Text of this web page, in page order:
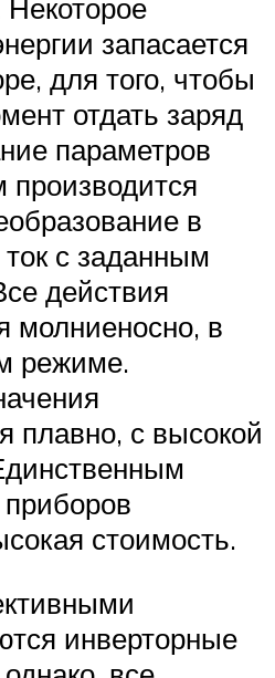
запасается
для того, чтобы
отдать заряд
параметров
производится
в
с заданным
действия
молниеносно, в
режиме.
плавно, с высокой
стоимость.
инверторные